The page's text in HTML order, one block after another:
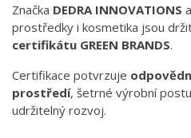
Značka DEDRA INNOVATIONS
prostředky i kosmetika jsou
certifikátu GREEN BRANDS.
Certifikace potvrzuje
prostředí, šetrné výrobní
udržitelný rozvoj.